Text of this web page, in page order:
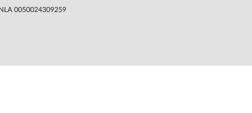
0050024309259